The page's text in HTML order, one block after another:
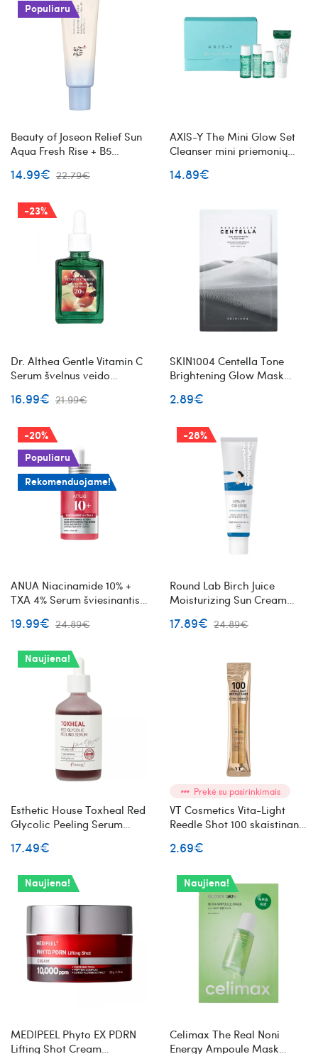
Populiaru
Beauty of Joseon Relief Sun
Aqua Fresh Rise + B5
nuo saulės SPF50+ PA++++
14.99€ 22.79€
AXIS-Y The Mini Glow Set
Cleanser mini priemonių
odos švytėjimui
14.89€
-23%
Dr. Althea Gentle Vitamin C
Serum švelnus veido
16.99€ 21.99€
SKIN1004 Centella Tone
Brightening Glow Mask
kaukė
2.89€
-20%
Populiaru
Rekomenduojame!
ANUA Niacinamide 10% +
TXA 4% Serum šviesinantis
19.99€ 24.89€
-28%
Round Lab Birch Juice
Moisturizing Sun Cream
saulės su beržų sultimis
17.89€ 24.89€
Naujiena!
Esthetic House Toxheal Red
Glycolic Peeling Serum
glikolio rūgštimi
17.49€
Prekė su pasirinkimais
VT Cosmetics Vita-Light
Reedle Shot 100 skaistinanti
2.69€
Naujiena!
MEDIPEEL Phyto EX PDRN
Lifting Shot Cream
Naujiena!
Celimax The Real Noni
Energy Ampoule Mask